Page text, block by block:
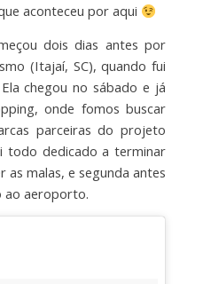
aconteceu por aqui
dois dias antes por
(Itajaí, SC), quando fui
chegou no sábado e já
onde fomos buscar
parceiras do projeto
todo dedicado a terminar
as malas, e segunda antes
ao aeroporto.